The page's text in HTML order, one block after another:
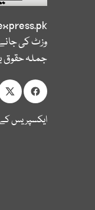
وزٹ کی
جملہ حقوق
ایکسپریس